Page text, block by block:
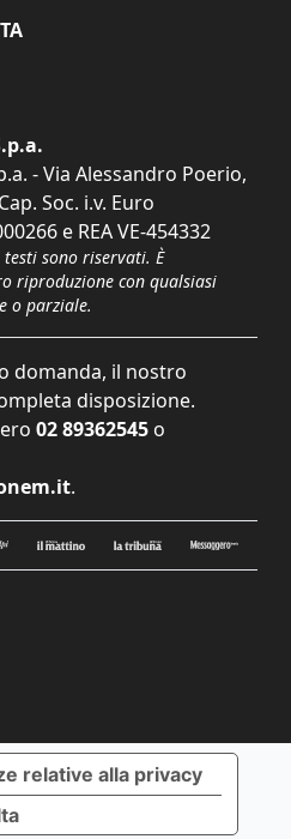
- Via Alessandro Poerio,
Soc. i.v. Euro
e REA VE-454332
sono riservati. È
riproduzione con qualsiasi
o parziale.
domanda, il nostro
disposizione.
02 89362545 o
.
relative alla privacy